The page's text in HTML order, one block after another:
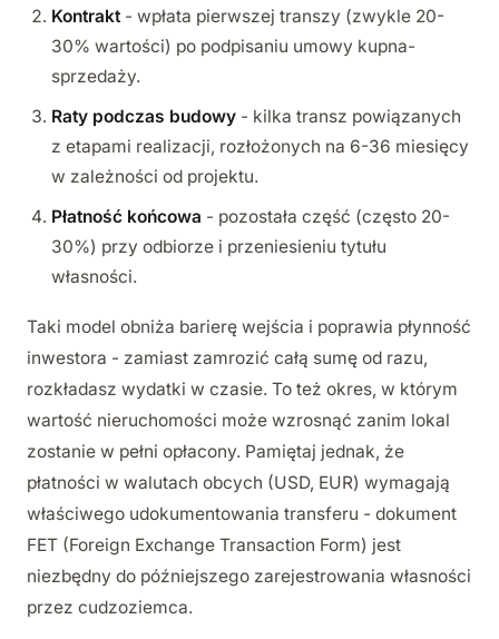
Kontrakt - wpłata pierwszej transzy (zwykle 20-
30% wartości) po podpisaniu umowy kupna-
sprzedaży.
Raty podczas budowy - kilka transz powiązanych
z etapami realizacji, rozłożonych na 6-36 miesięcy
w zależności od projektu.
Płatność końcowa - pozostała część (często 20-
30%) przy odbiorze i przeniesieniu tytułu
własności.
Taki model obniża barierę wejścia i poprawia płynność
inwestora - zamiast zamrozić całą sumę od razu,
rozkładasz wydatki w czasie. To też okres, w którym
wartość nieruchomości może wzrosnąć zanim lokal
zostanie w pełni opłacony. Pamiętaj jednak, że
płatności w walutach obcych (USD, EUR) wymagają
właściwego udokumentowania transferu - dokument
FET (Foreign Exchange Transaction Form) jest
niezbędny do późniejszego zarejestrowania własności
przez cudzoziemca.